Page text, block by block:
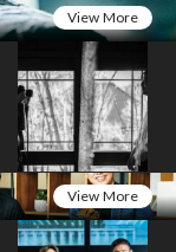
View More
View More